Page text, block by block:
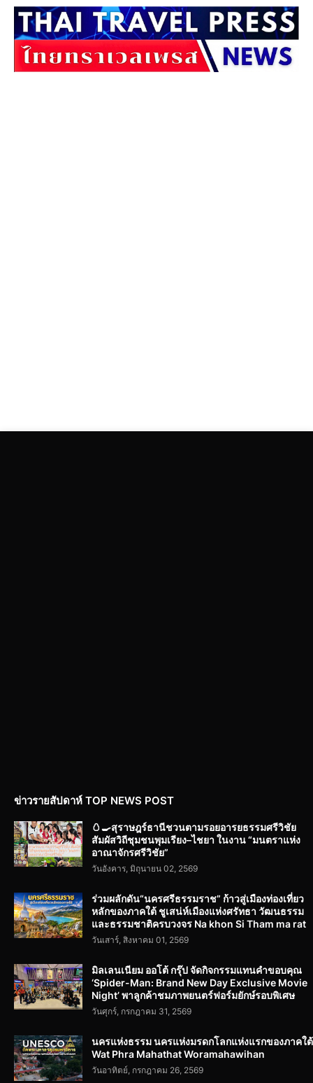
ข่าวรายสัปดาห์ TOP NEWS POST
🥚🍳สุราษฎร์ธานีชวนตามรอยอารยธรรมศรีวิชัย
สัมผัสวิถีชุมชนพุมเรียง–ไชยา ในงาน “มนตราแห่ง
อาณาจักรศรีวิชัย”
วันอังคาร, มิถุนายน 02, 2569
ร่วมผลักดัน“นครศรีธรรมราช” ก้าวสู่เมืองท่องเที่ยว
หลักของภาคใต้ ชูเสน่ห์เมืองแห่งศรัทธา วัฒนธรรม
และธรรมชาติครบวงจร Na khon Si Tham ma rat
วันเสาร์, สิงหาคม 01, 2569
มิลเลนเนียม ออโต้ กรุ๊ป จัดกิจกรรมแทนคำขอบคุณ
‘Spider-Man: Brand New Day Exclusive Movie
Night’ พาลูกค้าชมภาพยนตร์ฟอร์มยักษ์รอบพิเศษ
วันศุกร์, กรกฎาคม 31, 2569
นครแห่งธรรม นครแห่งมรดกโลกแห่งแรกของภาคใต้
Wat Phra Mahathat Woramahawihan
วันอาทิตย์, กรกฎาคม 26, 2569